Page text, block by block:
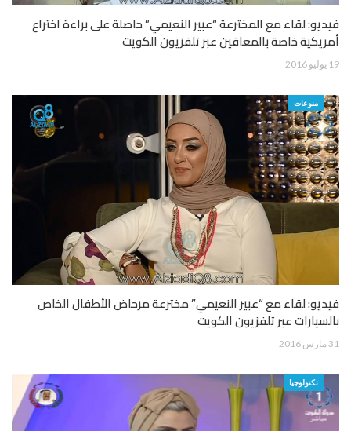
فيديو: لقاء مع المخترعة “عبير النعيمي” حاصلة على براءة اختراع
أمريكية خاصة بالمعاقين عبر تلفزيون الكويت
19 يوليو 2016
منوعات
فيديو: لقاء مع “عبير النعيمي” مخترعة مرحاض الأطفال الخاص
بالسيارات عبر تلفزيون الكويت
31 مارس 2016
تكنولوجيا